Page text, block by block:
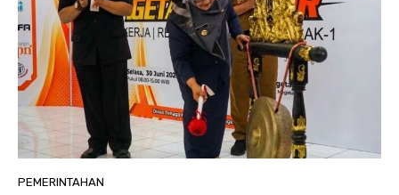
PEMERINTAHAN